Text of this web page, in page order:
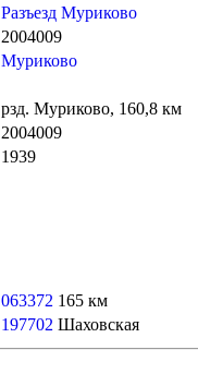
Разъезд Муриково
2004009
Муриково
рзд. Муриково, 160,8 км
2004009
1939
063372 165 км
197702 Шаховская